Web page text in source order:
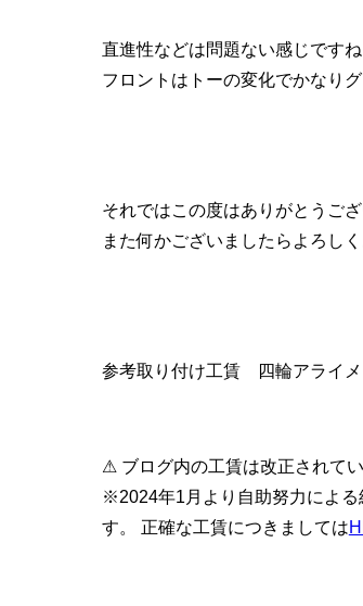
直進性などは問題ない感じですね
フロントはトーの変化でかなり
それではこの度はありがとうござ
また何かございましたらよろし
参考取り付け工賃 四輪アライ
⚠ ブログ内の工賃は改正されて
※2024年1月より自助努力による
す。 正確な工賃につきましては